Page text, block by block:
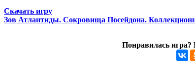
Скачать игру
Зов Атлантиды. Сокровища Посейдона.
Понравилась игра?